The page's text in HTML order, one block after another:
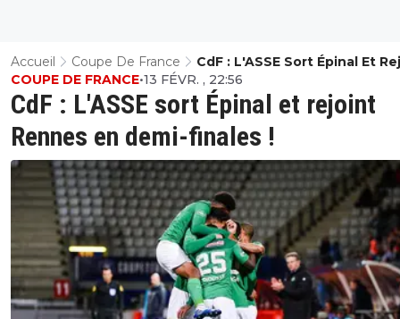
Accueil Coupe De France
CdF : L'ASSE Sort Épinal Et
Rennes En Demi-Finales !
CdF : L'ASSE sort Épinal et rejoint
Rennes en demi-finales !
COUPE DE FRANCE•13 FÉVR. , 22:56